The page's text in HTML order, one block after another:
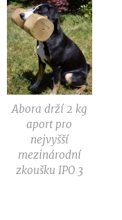
Abora drží 2 kg
aport pro
nejvyšší
mezinárodní
zkoušku IPO 3